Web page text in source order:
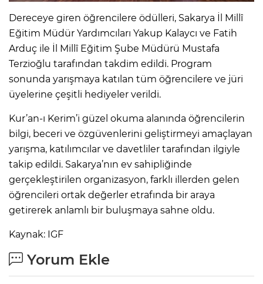
Dereceye giren öğrencilere ödülleri, Sakarya İl Millî
Eğitim Müdür Yardımcıları Yakup Kalaycı ve Fatih
Arduç ile İl Millî Eğitim Şube Müdürü Mustafa
Terzioğlu tarafından takdim edildi. Program
sonunda yarışmaya katılan tüm öğrencilere ve jüri
üyelerine çeşitli hediyeler verildi.
Kur’an-ı Kerim’i güzel okuma alanında öğrencilerin
bilgi, beceri ve özgüvenlerini geliştirmeyi amaçlayan
yarışma, katılımcılar ve davetliler tarafından ilgiyle
takip edildi. Sakarya’nın ev sahipliğinde
gerçekleştirilen organizasyon, farklı illerden gelen
öğrencileri ortak değerler etrafında bir araya
getirerek anlamlı bir buluşmaya sahne oldu.
Kaynak: IGF
Yorum Ekle